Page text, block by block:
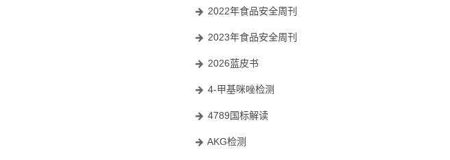
2022年食品安全周刊
2023年食品安全周刊
2026蓝皮书
4-甲基咪唑检测
4789国标解读
AKG检测